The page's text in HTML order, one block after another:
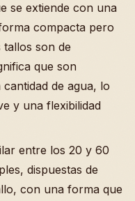
se extiende con una
compacta pero
son de
que son
de agua, lo
y una flexibilidad
entre los 20 y 60
dispuestas de
con una forma que